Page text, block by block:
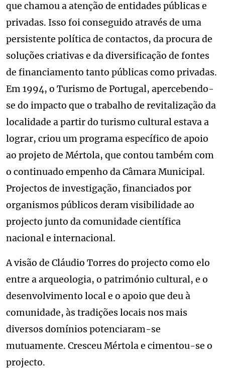
que chamou a atenção de entidades públicas e
privadas. Isso foi conseguido através de uma
persistente política de contactos, da procura de
soluções criativas e da diversificação de fontes
de financiamento tanto públicas como privadas.
Em 1994, o Turismo de Portugal, apercebendo-
se do impacto que o trabalho de revitalização da
localidade a partir do turismo cultural estava a
lograr, criou um programa específico de apoio
ao projeto de Mértola, que contou também com
o continuado empenho da Câmara Municipal.
Projectos de investigação, financiados por
organismos públicos deram visibilidade ao
projecto junto da comunidade científica
nacional e internacional.
A visão de Cláudio Torres do projecto como elo
entre a arqueologia, o património cultural, e o
desenvolvimento local e o apoio que deu à
comunidade, às tradições locais nos mais
diversos domínios potenciaram-se
mutuamente. Cresceu Mértola e cimentou-se o
projecto.